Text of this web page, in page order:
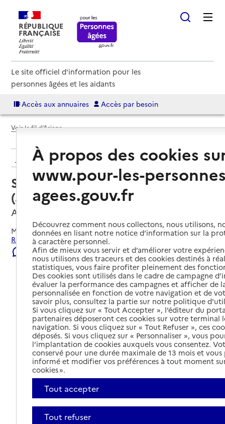
RÉPUBLIQUE
FRANÇAISE
Le site officiel d'information pour les
personnes âgées et les aidants
Accès aux annuaires Accès par besoin
Voir le fil d’Ariane
Retour aux résultats de l'annuaire
Service autonomie à domicile
(aide) – Service à dom
Auch, GERS
Mis à jour le06/08/2026
Rechercher les établissements et services autour de Auch.
Signaler une erreur
À propos des cookies
www.pour-les-
agees.gouv.fr
Découvrez comment nous collectons, nous utilisons,
données en lisant notre notice d’information sur la
à caractère personnel.
Afin de mieux vous servir et d’améliorer votre
nous utilisons des traceurs et des cookies destinés à
statistiques, vous faire profiter pleinement des
Des cookies sont utilisés dans le cadre de campagne
évaluer la performance des campagnes et afficher de
personnalisée en fonction de votre navigation et de
savoir plus, consultez la partie sur notre politique
Si vous cliquez sur « Tout Accepter », l’éditeur du
partenaires déposeront ces cookies sur votre terminal
navigation. Si vous cliquez sur « Tout Refuser », ces
déposés. Si vous cliquez sur « Personnaliser », vous
l’implantation de cookies auxquels vous consentez.
conservé pour une durée maximale de 13 mois et
informé et modifier vos préférences à tout moment
cookies ».
Tout accepter
Tout refuser